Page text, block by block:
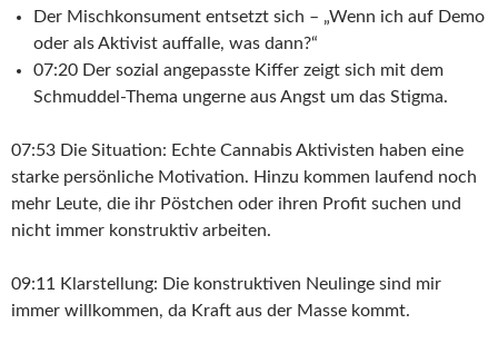
Der Mischkonsument entsetzt sich – „Wenn ich auf Demo
oder als Aktivist auffalle, was dann?“
07:20 Der sozial angepasste Kiffer zeigt sich mit dem
Schmuddel-Thema ungerne aus Angst um das Stigma.
07:53 Die Situation: Echte Cannabis Aktivisten haben eine
starke persönliche Motivation. Hinzu kommen laufend noch
mehr Leute, die ihr Pöstchen oder ihren Profit suchen und
nicht immer konstruktiv arbeiten.
09:11 Klarstellung: Die konstruktiven Neulinge sind mir
immer willkommen, da Kraft aus der Masse kommt.